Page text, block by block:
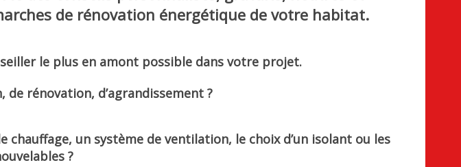
de rénovation énergétique de votre habitat.
le plus en amont possible dans votre projet.
rénovation, d’agrandissement ?
un système de ventilation, le choix d’un isolant ou les
?